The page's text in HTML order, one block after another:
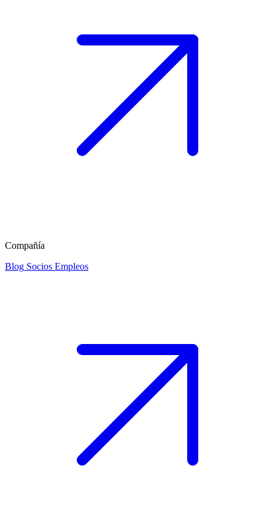
Compañía
Blog Socios Empleos